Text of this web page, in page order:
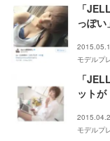
「
っぽい
モデルプ
「
ット
モデルプ